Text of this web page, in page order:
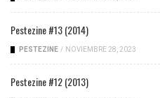
Pestezine #13 (2014)
PESTEZINE / NOVIEMBRE 28, 2023
Pestezine #12 (2013)